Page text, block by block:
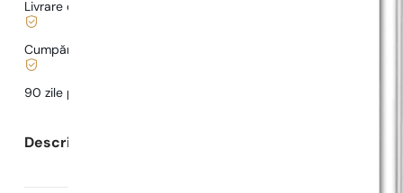
Livrare de la
Cumpărături și plăți sigure
90 zile pentru a
Descrierea parfumului